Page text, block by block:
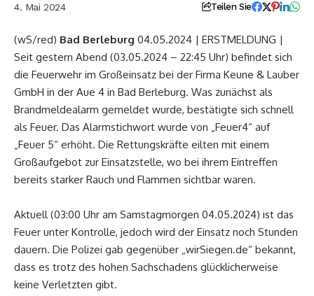
4. Mai 2024 Teilen Sie
(wS/red) Bad Berleburg 04.05.2024 | ERSTMELDUNG |
Seit gestern Abend (03.05.2024 – 22:45 Uhr) befindet sich
die Feuerwehr im Großeinsatz bei der Firma Keune & Lauber
GmbH in der Aue 4 in Bad Berleburg. Was zunächst als
Brandmeldealarm gemeldet wurde, bestätigte sich schnell
als Feuer. Das Alarmstichwort wurde von „Feuer4“ auf
„Feuer 5“ erhöht. Die Rettungskräfte eilten mit einem
Großaufgebot zur Einsatzstelle, wo bei ihrem Eintreffen
bereits starker Rauch und Flammen sichtbar waren.
Aktuell (03:00 Uhr am Samstagmorgen 04.05.2024) ist das
Feuer unter Kontrolle, jedoch wird der Einsatz noch Stunden
dauern. Die Polizei gab gegenüber „wirSiegen.de“ bekannt,
dass es trotz des hohen Sachschadens glücklicherweise
keine Verletzten gibt.